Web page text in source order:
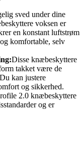
sved under dine
voksen er
en konstant luftstrøm
komfortable, selv
Disse knæbeskyttere
takket være de
kan justere
og sikkerhed.
2.0 knæbeskyttere
og er